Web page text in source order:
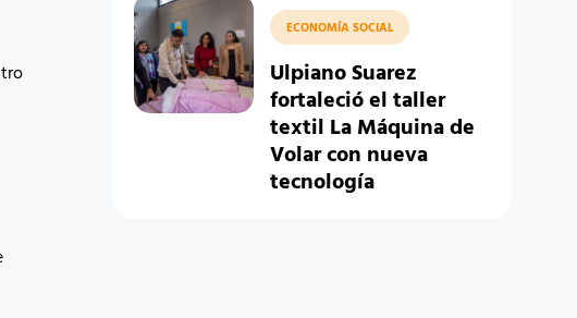
ECONOMÍA SOCIAL
Ulpiano Suarez
fortaleció el taller
textil La Máquina de
Volar con nueva
tecnología